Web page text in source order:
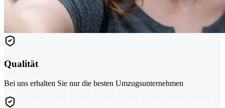
Qualität
Bei uns erhalten Sie nur die besten Umzugsunternehmen